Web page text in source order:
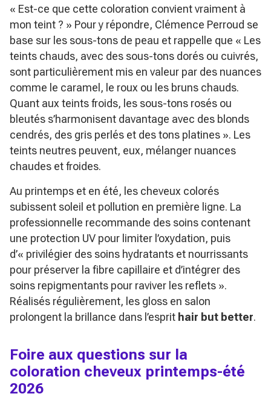
« Est-ce que cette coloration convient vraiment à
mon teint ? » Pour y répondre, Clémence Perroud se
base sur les sous-tons de peau et rappelle que « Les
teints chauds, avec des sous-tons dorés ou cuivrés,
sont particulièrement mis en valeur par des nuances
comme le caramel, le roux ou les bruns chauds.
Quant aux teints froids, les sous-tons rosés ou
bleutés s’harmonisent davantage avec des blonds
cendrés, des gris perlés et des tons platines ». Les
teints neutres peuvent, eux, mélanger nuances
chaudes et froides.
Au printemps et en été, les cheveux colorés
subissent soleil et pollution en première ligne. La
professionnelle recommande des soins contenant
une protection UV pour limiter l’oxydation, puis
d’« privilégier des soins hydratants et nourrissants
pour préserver la fibre capillaire et d’intégrer des
soins repigmentants pour raviver les reflets ».
Réalisés régulièrement, les gloss en salon
prolongent la brillance dans l’esprit hair but better.
Foire aux questions sur la
coloration cheveux printemps-été
2026